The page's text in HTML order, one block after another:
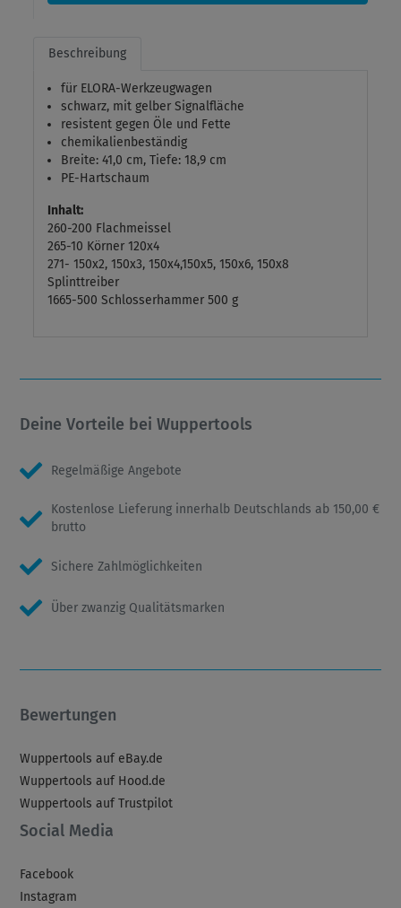
Beschreibung
für ELORA-Werkzeugwagen
schwarz, mit gelber Signalfläche
resistent gegen Öle und Fette
chemikalienbeständig
Breite: 41,0 cm, Tiefe: 18,9 cm
PE-Hartschaum
Inhalt:
260-200 Flachmeissel
265-10 Körner 120x4
271- 150x2, 150x3, 150x4,150x5, 150x6, 150x8
Splinttreiber
1665-500 Schlosserhammer 500 g
Deine Vorteile bei Wuppertools
Regelmäßige Angebote
Kostenlose Lieferung innerhalb Deutschlands ab 150,00 €
brutto
Sichere Zahlmöglichkeiten
Über zwanzig Qualitätsmarken
Bewertungen
Wuppertools auf eBay.de
Wuppertools auf Hood.de
Wuppertools auf Trustpilot
Social Media
Facebook
Instagram